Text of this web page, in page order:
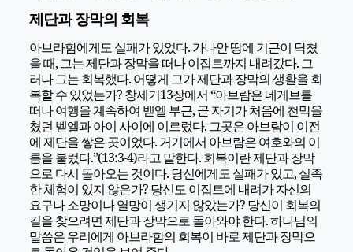
제단과 장막의 회복
아브라함에게도 실패가 있었다. 가나안 땅에 기근이 닥쳤
을 때, 그는 제단과 장막을 떠나 이집트까지 내려갔다. 그
러나 그는 회복했다. 어떻게 그가 제단과 장막의 생활을 회
복할 수 있었는가? 창세기13장에서 “아브람은 네게브를
떠나 여행을 계속하여 벧엘 부근, 곧 자기가 처음에 천막을
쳤던 벧엘과 아이 사이에 이르렀다. 그곳은 아브람이 이전
에 제단을 쌓은 곳이었다. 거기에서 아브람은 여호와의 이
름을 불렀다.”(13:3-4)라고 말한다. 회복이란 제단과 장막
으로 다시 돌아오는 것이다. 당신에게도 실패가 있고, 실족
한 체험이 있지 않은가? 당신도 이집트에 내려가 자신의
요구나 소망이나 열망이 생기지 않았는가? 당신이 회복의
길을 찾으려면 제단과 장막으로 돌아와야 한다. 하나님의
말씀은 우리에게 아브라함의 회복이 바로 제단과 장막으